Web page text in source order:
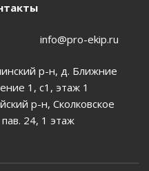
info@pro-ekip.ru
р-н, д. Ближние
1, с1, этаж 1
р-н, Сколковское
24, 1 этаж